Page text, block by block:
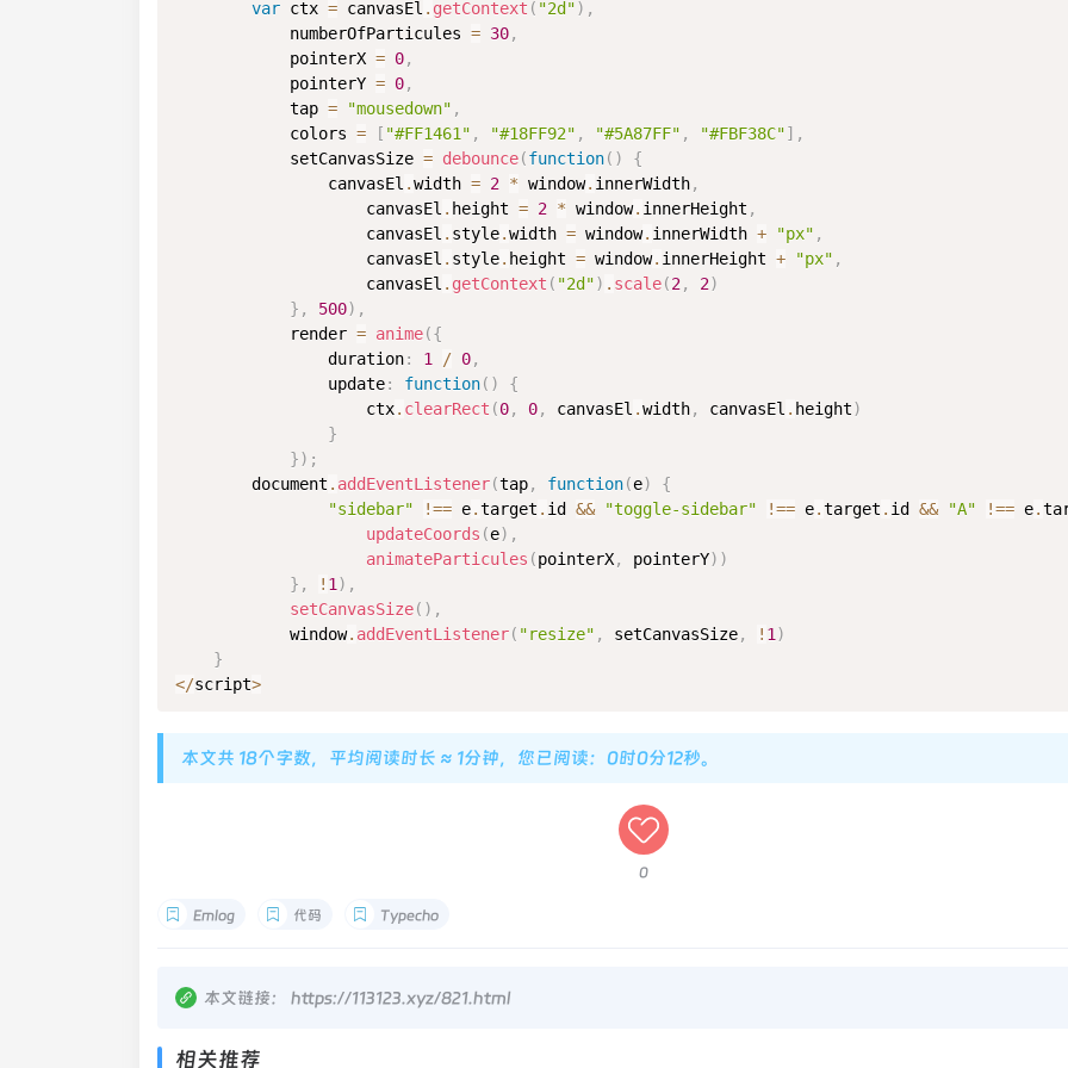
var ctx = canvasEl . getContext ( "2d") ,
            numberOfParticules
= 30,
            pointerX
= 0,
            pointerY
= 0,
            tap
= "mousedown" ,
            colors
= [ "#FF1461" , "#18FF92" , "#5A87FF" , "#FBF38C"] ,
            setCanvasSize
= debounce(function( )
{
                canvasEl
.width = 2 * window. innerWidth,
                    canvasEl
. height = 2 * window. innerHeight ,
                    canvasEl
. style.width = window. innerWidth + "px" ,
                    canvasEl
. style. height = window. innerHeight + "px" ,
                    canvasEl
. getContext ( "2d") . scale(2, 2)
} , 500) ,
            render
= anime({
                duration
: 1 / 0,
update: function( )
{
                    ctx
. clearRect (0, 0, canvasEl .width, canvasEl . height)
}
}) ;
        document
. addEventListener(tap, function(e)
{
"sidebar"
!== e.target . id && "toggle-sidebar" !== e.target . id && "A" !== e.
updateCoords (e) ,
animateParticules (pointerX, pointerY) )
} , ! 1 ) ,
setCanvasSize( ) ,
            window
. addEventListener( "resize" , setCanvasSize, ! 1 )
}
</script>
本文共 18个字数，平均阅读时长 ≈ 1分钟，您已阅读：0时0分13秒。
0
Emlog 代码 Typecho
本文链接： https://113123.xyz/821.html
相关推荐